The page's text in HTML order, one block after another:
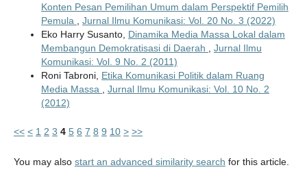
Konten Pesan Pemilihan Umum dalam Perspektif Pemilih
Pemula
Jurnal Ilmu Komunikasi: Vol. 20 No. 3 (2022)
Eko Harry Susanto, Dinamika Media Massa Lokal dalam
Membangun Demokratisasi di Daerah
Jurnal Ilmu
Komunikasi: Vol. 9 No. 2 (2011)
Roni Tabroni, Etika Komunikasi Politik dalam Ruang
Media Massa
Jurnal Ilmu Komunikasi: Vol. 10 No. 2
(2012)
<< < 1 2 3 4 5 6 7 8 9 10 > >>
You may also start an advanced similarity search for this article.